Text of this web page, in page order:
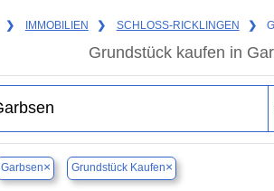
❯ IMMOBILIEN ❯ SCHLOSS-RICKLINGEN ❯
Grundstück kaufen in
Garbsen× Grundstück Kaufen×